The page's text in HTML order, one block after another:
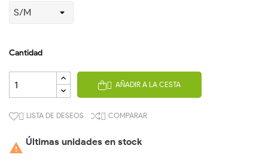
Cantidad
 AÑADIR A LA CESTA
 LISTA DE DESEOS  COMPARAR
 Últimas unidades en stock